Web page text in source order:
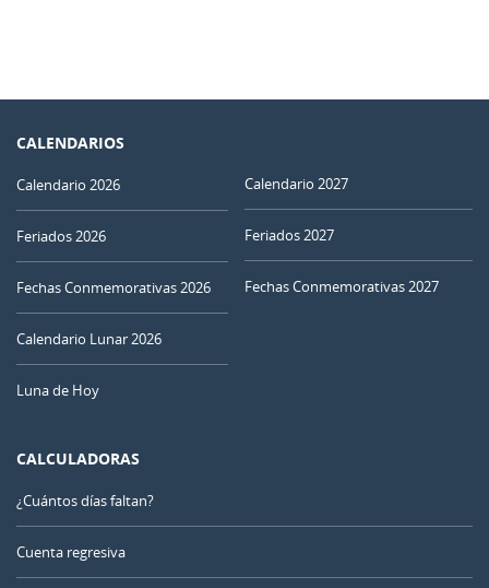
CALENDARIOS
Calendario 2026
Feriados 2026
Fechas Conmemorativas 2026
Calendario Lunar 2026
Luna de Hoy
Calendario 2027
Feriados 2027
Fechas Conmemorativas 2027
CALCULADORAS
¿Cuántos días faltan?
Cuenta regresiva